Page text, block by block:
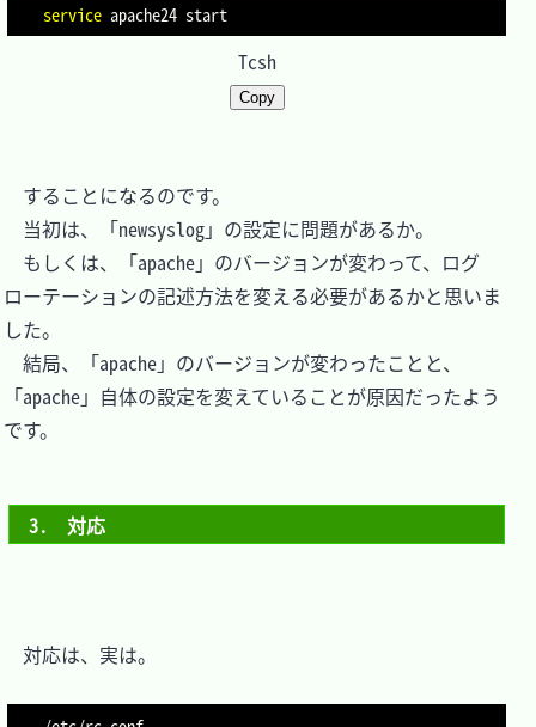
service
Tcsh
Copy
することになるのです。
当初は、「newsyslog」の設定に問題があるか。
もしくは、「apache」のバージョンが変わって、ログ
ローテーションの記述方法を変える必要があるかと思いま
した。
結局、「apache」のバージョンが変わったことと、
「apache」自体の設定を変えていることが原因だったよう
です。
3.　対応
対応は、実は。